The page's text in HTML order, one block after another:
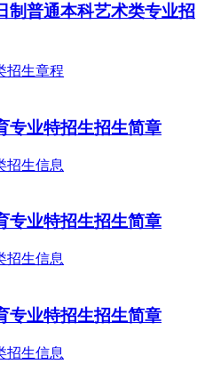
制普通本科艺术类专业招
专业特招生招生简章
专业特招生招生简章
专业特招生招生简章